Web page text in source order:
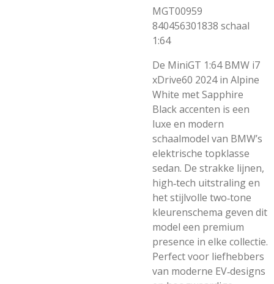
MGT00959
840456301838 schaal
1:64
De MiniGT 1:64 BMW i7
xDrive60 2024 in Alpine
White met Sapphire
Black accenten is een
luxe en modern
schaalmodel van BMW’s
elektrische topklasse
sedan. De strakke lijnen,
high‑tech uitstraling en
het stijlvolle two‑tone
kleurenschema geven dit
model een premium
presence in elke collectie.
Perfect voor liefhebbers
van moderne EV‑designs